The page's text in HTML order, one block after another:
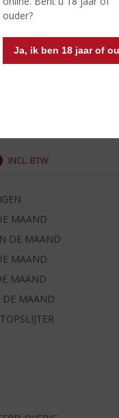
ouder?
Ja, ik ben 18 jaar of
12 °C
INCL. BTW
MAAND
DE MAAND
MAAND
MAAND
DE MAAND